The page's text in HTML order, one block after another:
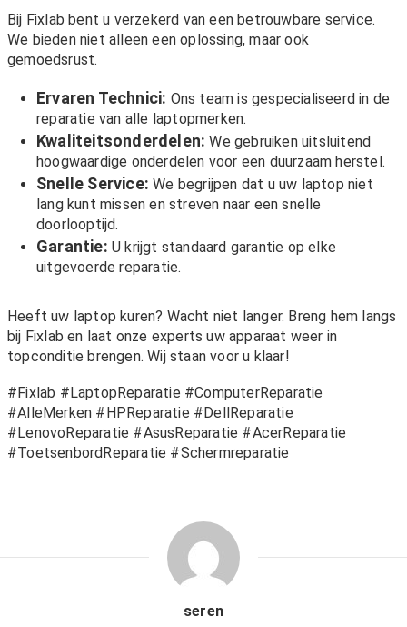
Bij Fixlab bent u verzekerd van een betrouwbare service.
We bieden niet alleen een oplossing, maar ook
gemoedsrust.
Ervaren Technici: Ons team is gespecialiseerd in de
reparatie van alle laptopmerken.
Kwaliteitsonderdelen: We gebruiken uitsluitend
hoogwaardige onderdelen voor een duurzaam herstel.
Snelle Service: We begrijpen dat u uw laptop niet
lang kunt missen en streven naar een snelle
doorlooptijd.
Garantie: U krijgt standaard garantie op elke
uitgevoerde reparatie.
Heeft uw laptop kuren? Wacht niet langer. Breng hem langs
bij Fixlab en laat onze experts uw apparaat weer in
topconditie brengen. Wij staan voor u klaar!
#Fixlab #LaptopReparatie #ComputerReparatie
#AlleMerken #HPReparatie #DellReparatie
#LenovoReparatie #AsusReparatie #AcerReparatie
#ToetsenbordReparatie #Schermreparatie
seren